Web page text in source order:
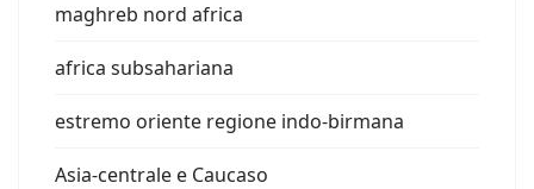
maghreb nord africa
africa subsahariana
estremo oriente regione indo-birmana
Asia-centrale e Caucaso